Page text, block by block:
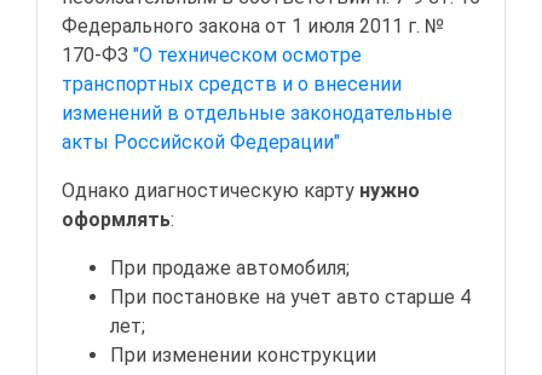
Федерального закона от 1 июля 2011 г. №
170-ФЗ "О техническом осмотре
транспортных средств и о внесении
изменений в отдельные законодательные
акты Российской Федерации"
Однако диагностическую карту нужно
оформлять:
При продаже автомобиля;
При постановке на учет авто старше 4
лет;
При изменении конструкции